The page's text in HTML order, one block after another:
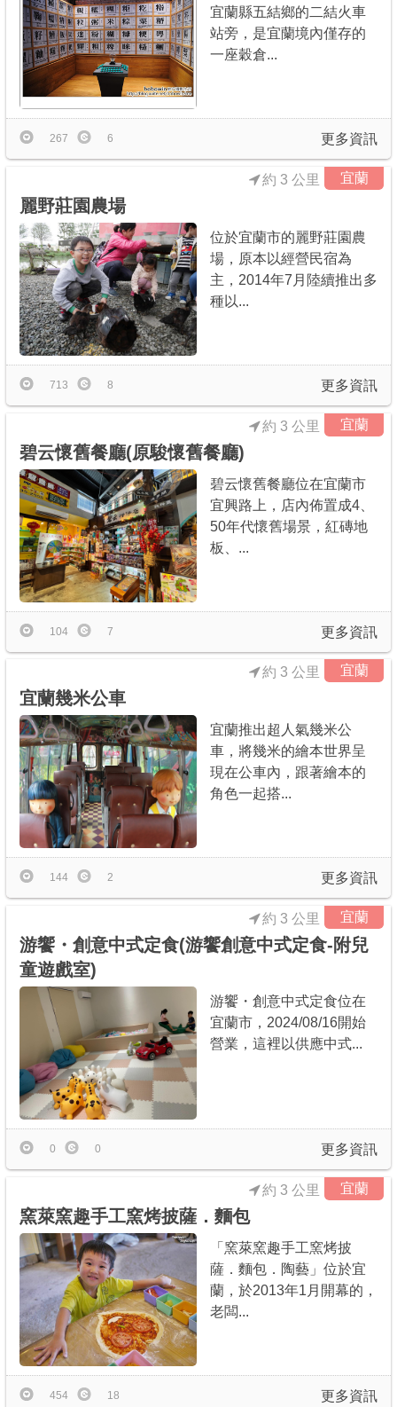
宜蘭縣五結鄉的二結火車
站旁，是宜蘭境內僅存的
一座穀倉...
更多資訊
267 6
宜蘭
約 3 公里
麗野莊園農場
位於宜蘭市的麗野莊園農
場，原本以經營民宿為
主，2014年7月陸續推出多
種以...
更多資訊
713 8
宜蘭
約 3 公里
碧云懷舊餐廳(原駿懷舊餐廳)
碧云懷舊餐廳位在宜蘭市
宜興路上，店內佈置成4、
50年代懷舊場景，紅磚地
板、...
更多資訊
104 7
宜蘭
約 3 公里
宜蘭幾米公車
宜蘭推出超人氣幾米公
車，將幾米的繪本世界呈
現在公車內，跟著繪本的
角色一起搭...
更多資訊
144 2
宜蘭
約 3 公里
游饗・創意中式定食(游饗創意中式定食-附兒
童遊戲室)
游饗・創意中式定食位在
宜蘭市，2024/08/16開始
營業，這裡以供應中式...
更多資訊
0 0
宜蘭
約 3 公里
窯萊窯趣手工窯烤披薩．麵包
「窯萊窯趣手工窯烤披
薩．麵包．陶藝」位於宜
蘭，於2013年1月開幕的，
老闆...
更多資訊
454 18